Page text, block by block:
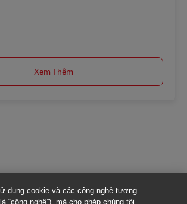
Xem Thêm
dụng cookie và các công nghệ tương
“công nghệ”), mà cho phép chúng tôi